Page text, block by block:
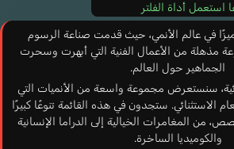
استعمل أداة الفلتر
عامًا مميزًا في عالم الأنمي، حيث قدمت صناعة الرسوم
مذهلة من الأعمال الفنية التي أبهرت وسحرت
الجماهير حول العالم.
سنستعرض مجموعة واسعة من الأنميات التي
الاستثنائي. ستجدون في هذه القائمة تنوعًا كبيرًا
من المغامرات الخيالية إلى الدراما الإنسانية
والكوميديا الساخرة.